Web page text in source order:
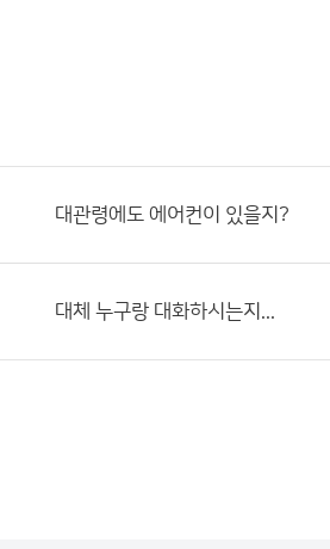
대관령에도 에어컨이 있을지?
대체 누구랑 대화하시는지...